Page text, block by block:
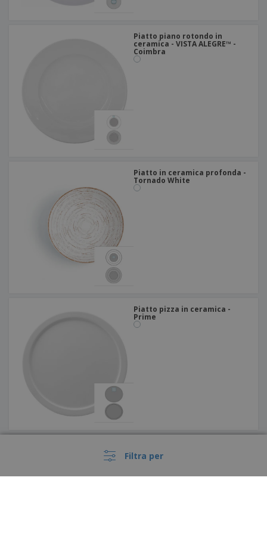
Filtra per
Piatto piano rotondo in
ceramica - VISTA ALEGRE™ -
Coimbra
Piatto in ceramica profonda -
Tornado White
Piatto pizza in ceramica -
Prime
ceramica con coperchio -
Universal